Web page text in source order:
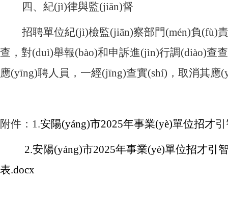
四、紀(jì)律與監(jiān)督
招聘單位紀(jì)檢監(jiān)察部門(mén)負(fù)
查，對(duì)舉報(bào)和申訴進(jìn)行調(diào)
應(yīng)聘人員，一經(jīng)查實(shí)，取消其應
附件： 1.安陽(yáng)市2025年事業(yè)單位招才
2.安陽(yáng)市2025年事業(yè)單位招才引
表.docx